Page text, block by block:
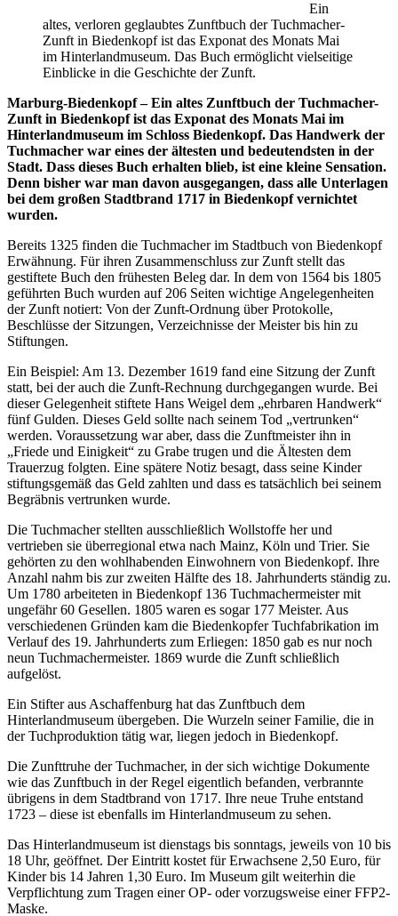
Ein
altes, verloren geglaubtes Zunftbuch der Tuchmacher-
Zunft in Biedenkopf ist das Exponat des Monats Mai
im Hinterlandmuseum. Das Buch ermöglicht vielseitige
Einblicke in die Geschichte der Zunft.
Marburg-Biedenkopf – Ein altes Zunftbuch der Tuchmacher-
Zunft in Biedenkopf ist das Exponat des Monats Mai im
Hinterlandmuseum im Schloss Biedenkopf. Das Handwerk der
Tuchmacher war eines der ältesten und bedeutendsten in der
Stadt. Dass dieses Buch erhalten blieb, ist eine kleine Sensation.
Denn bisher war man davon ausgegangen, dass alle Unterlagen
bei dem großen Stadtbrand 1717 in Biedenkopf vernichtet
wurden.
Bereits 1325 finden die Tuchmacher im Stadtbuch von Biedenkopf
Erwähnung. Für ihren Zusammenschluss zur Zunft stellt das
gestiftete Buch den frühesten Beleg dar. In dem von 1564 bis 1805
geführten Buch wurden auf 206 Seiten wichtige Angelegenheiten
der Zunft notiert: Von der Zunft-Ordnung über Protokolle,
Beschlüsse der Sitzungen, Verzeichnisse der Meister bis hin zu
Stiftungen.
Ein Beispiel: Am 13. Dezember 1619 fand eine Sitzung der Zunft
statt, bei der auch die Zunft-Rechnung durchgegangen wurde. Bei
dieser Gelegenheit stiftete Hans Weigel dem „ehrbaren Handwerk“
fünf Gulden. Dieses Geld sollte nach seinem Tod „vertrunken“
werden. Voraussetzung war aber, dass die Zunftmeister ihn in
„Friede und Einigkeit“ zu Grabe trugen und die Ältesten dem
Trauerzug folgten. Eine spätere Notiz besagt, dass seine Kinder
stiftungsgemäß das Geld zahlten und dass es tatsächlich bei seinem
Begräbnis vertrunken wurde.
Die Tuchmacher stellten ausschließlich Wollstoffe her und
vertrieben sie überregional etwa nach Mainz, Köln und Trier. Sie
gehörten zu den wohlhabenden Einwohnern von Biedenkopf. Ihre
Anzahl nahm bis zur zweiten Hälfte des 18. Jahrhunderts ständig zu.
Um 1780 arbeiteten in Biedenkopf 136 Tuchmachermeister mit
ungefähr 60 Gesellen. 1805 waren es sogar 177 Meister. Aus
verschiedenen Gründen kam die Biedenkopfer Tuchfabrikation im
Verlauf des 19. Jahrhunderts zum Erliegen: 1850 gab es nur noch
neun Tuchmachermeister. 1869 wurde die Zunft schließlich
aufgelöst.
Ein Stifter aus Aschaffenburg hat das Zunftbuch dem
Hinterlandmuseum übergeben. Die Wurzeln seiner Familie, die in
der Tuchproduktion tätig war, liegen jedoch in Biedenkopf.
Die Zunfttruhe der Tuchmacher, in der sich wichtige Dokumente
wie das Zunftbuch in der Regel eigentlich befanden, verbrannte
übrigens in dem Stadtbrand von 1717. Ihre neue Truhe entstand
1723 – diese ist ebenfalls im Hinterlandmuseum zu sehen.
Das Hinterlandmuseum ist dienstags bis sonntags, jeweils von 10 bis
18 Uhr, geöffnet. Der Eintritt kostet für Erwachsene 2,50 Euro, für
Kinder bis 14 Jahren 1,30 Euro. Im Museum gilt weiterhin die
Verpflichtung zum Tragen einer OP- oder vorzugsweise einer FFP2-
Maske.